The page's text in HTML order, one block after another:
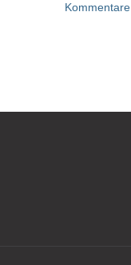
Kommentare